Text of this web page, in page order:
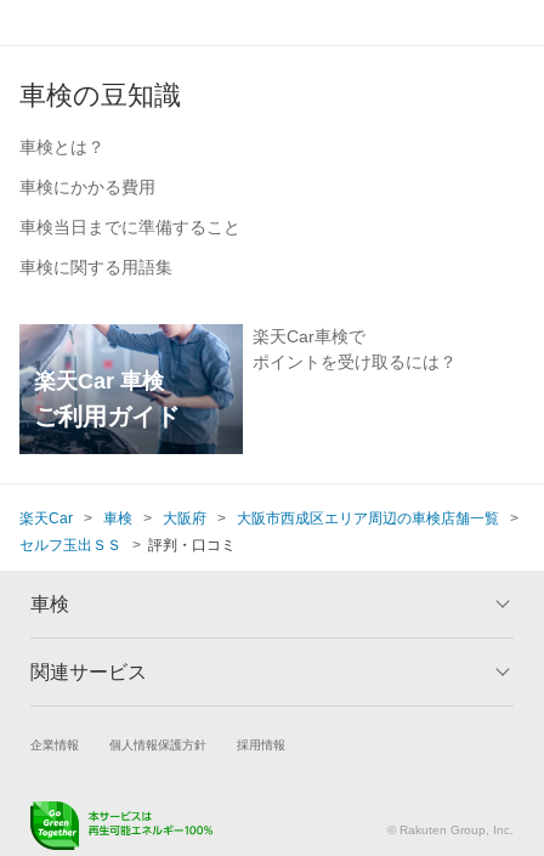
車検の豆知識
車検とは？
車検にかかる費用
車検当日までに準備すること
車検に関する用語集
楽天Car 車検
ご利用ガイド
楽天Car車検で
ポイントを受け取るには？
楽天Car 車検 大阪府
大阪市西成区エリア周辺の車検店舗一覧
セルフ玉出ＳＳ
評判・口コミ
車検
トップ
車検の基礎知識 キャンペーン一覧
関連サービス
試乗・商談 新車購入
キズ修理予約
企業情報 個人情報保護方針 採用情報
© Rakuten Group, Inc.